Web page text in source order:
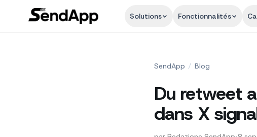
Solutions Fonctionnalités
SendApp / Blog
Du retweet
dans X